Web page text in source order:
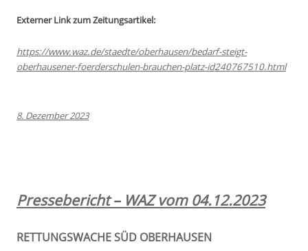
Externer Link zum Zeitungsartikel:
https://www.waz.de/staedte/oberhausen/bedarf-steigt-
oberhausener-foerderschulen-brauchen-platz-id240767510.html
8. Dezember 2023
Pressebericht – WAZ vom 04.12.2023
RETTUNGSWACHE SÜD OBERHAUSEN